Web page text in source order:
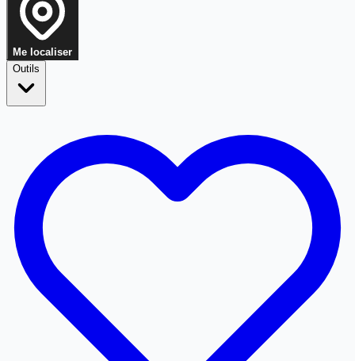
Me localiser
Outils